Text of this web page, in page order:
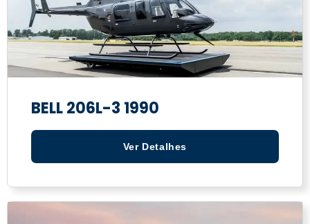
BELL 206L-3 1990
Ver Detalhes